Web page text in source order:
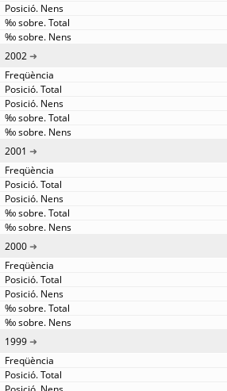
2002
2001
2000
1999